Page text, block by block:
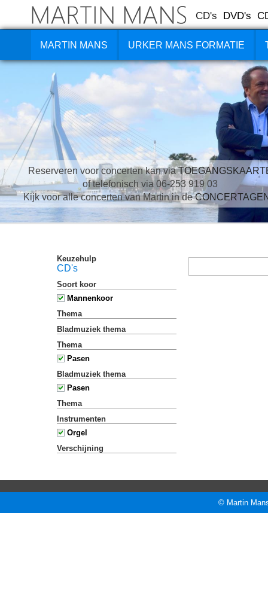
CD's DVD's
MARTIN MANS URKER MANS FORMATIE
Reserveren voor concerten kan via
of telefonisch via 06-253 919 03
Kijk voor alle concerten van Martin in de
Keuzehulp
CD's
Soort koor
Mannenkoor
Thema
Bladmuziek thema
Thema
Pasen
Bladmuziek thema
Pasen
Thema
Instrumenten
Orgel
Verschijning
© Martin